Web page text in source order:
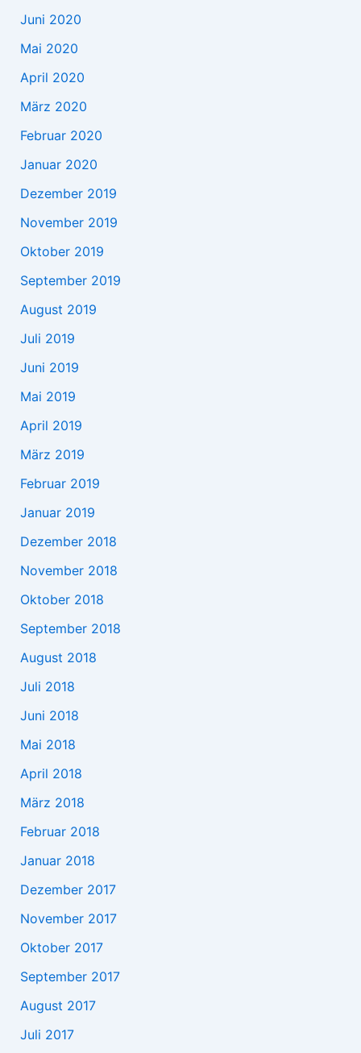
Juni 2020
Mai 2020
April 2020
März 2020
Februar 2020
Januar 2020
Dezember 2019
November 2019
Oktober 2019
September 2019
August 2019
Juli 2019
Juni 2019
Mai 2019
April 2019
März 2019
Februar 2019
Januar 2019
Dezember 2018
November 2018
Oktober 2018
September 2018
August 2018
Juli 2018
Juni 2018
Mai 2018
April 2018
März 2018
Februar 2018
Januar 2018
Dezember 2017
November 2017
Oktober 2017
September 2017
August 2017
Juli 2017